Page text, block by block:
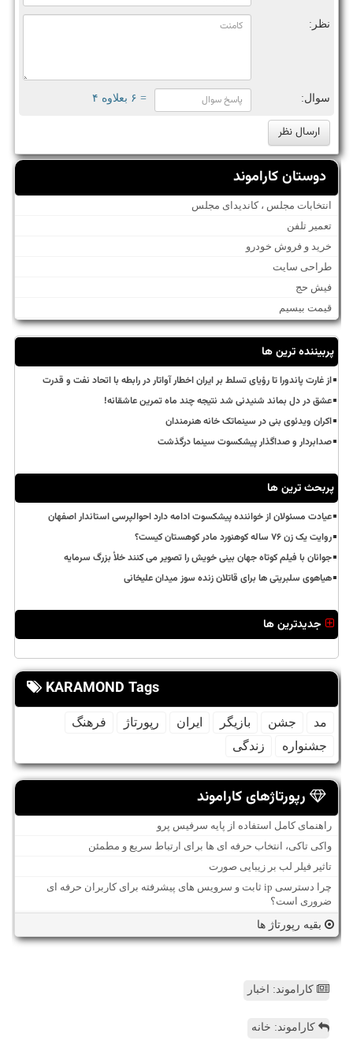
نظر:
سوال: = ۶ بعلاوه ۴
دوستان کاراموند
انتخابات مجلس ، کاندیدای مجلس
تعمیر تلفن
خرید و فروش خودرو
طراحی سایت
فیش حج
قیمت بیسیم
پربیننده ترین ها
از غارت پاندورا تا رؤیای تسلط بر ایران اخطار آواتار در رابطه با اتحاد نفت و قدرت
عشق در دل بماند شنیدنی شد نتیجه چند ماه تمرین عاشقانه!
اکران ویدئوی بنی در سینماتک خانه هنرمندان
صدابردار و صداگذار پیشکسوت سینما درگذشت
پربحث ترین ها
عیادت مسئولان از خواننده پیشکسوت ادامه دارد احوالپرسی استاندار اصفهان
روایت یک زن ۷۶ ساله کوهنورد مادر کوهستان کیست؟
جوانان با فیلم کوتاه جهان بینی خویش را تصویر می کنند خلأ بزرگ سرمایه
هیاهوی سلبریتی ها برای قاتلان زنده سوز میدان علیخانی
جدیدترین ها
KARAMOND Tags
مد جشن بازیگر ایران رپورتاژ
فرهنگ
جشنواره
زندگی
رپورتاژهای کاراموند
راهنمای کامل استفاده از پایه سرفیس پرو
واکی تاکی، انتخاب حرفه ای ها برای ارتباط سریع و مطمئن
تاثیر فیلر لب بر زیبایی صورت
چرا دسترسی ip ثابت و سرویس های پیشرفته برای کاربران حرفه ای
ضروری است؟
بقیه رپورتاژ ها
کاراموند: اخبار
کاراموند: خانه